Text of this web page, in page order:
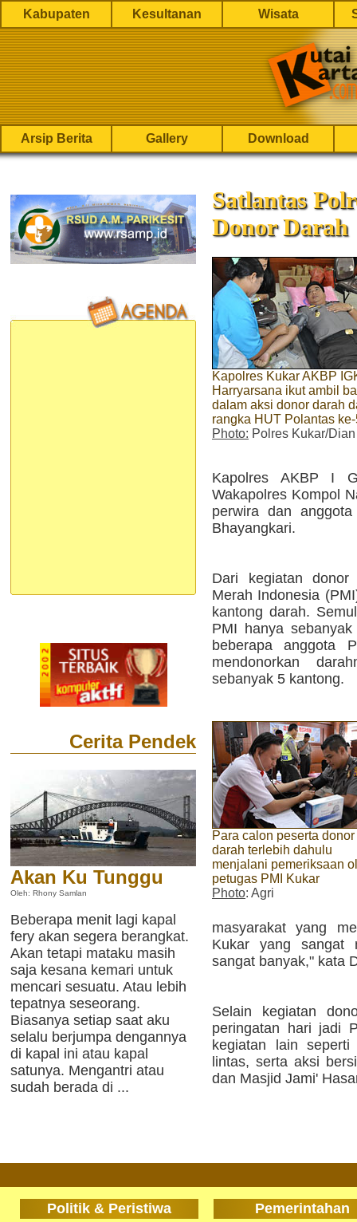
Kabupaten Kesultanan Wisata
Arsip Berita Gallery Download
Cerita Pendek
Akan Ku Tunggu
Oleh: Rhony Samlan
Beberapa menit lagi kapal
fery akan segera berangkat.
Akan tetapi mataku masih
saja kesana kemari untuk
mencari sesuatu. Atau lebih
tepatnya seseorang.
Biasanya setiap saat aku
selalu berjumpa dengannya
di kapal ini atau kapal
satunya. Mengantri atau
sudah berada di ...
Satlantas
Donor Darah
Kapolres Kukar AKBP
Harryarsana ikut ambil
dalam aksi donor darah
rangka HUT Polantas
Photo: Polres Kukar/
Kapolres AKBP I
Wakapolres Kompol
perwira dan
Bhayangkari.
Dari kegiatan
Merah Indonesia
kantong darah.
PMI hanya
beberapa anggota
mendonorkan
sebanyak 5 kantong.
Para calon peserta donor
darah terlebih dahulu
menjalani pemeriksaan
petugas PMI Kukar
Photo: Agri
masyarakat yang
Kukar yang sangat
sangat banyak," kata
Selain kegiatan
peringatan hari jadi
kegiatan lain
lintas, serta aksi
dan Masjid Jami'
Politik & Peristiwa Pemerintahan